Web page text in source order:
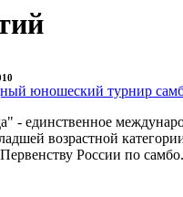
юношеский турнир
- единственное
возрастной
России по самбо.